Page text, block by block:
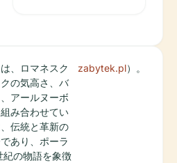
、ロマネスク
の気高さ、バ
アールヌーボ
み合わせてい
伝統と革新の
あり、ポーラ
の物語を象徴
zabytek.pl）。